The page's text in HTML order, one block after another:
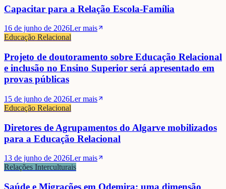
Capacitar para a Relação Escola-Família
16 de junho de 2026Ler mais
Educação Relacional
Projeto de doutoramento sobre Educação Relacional
e inclusão no Ensino Superior será apresentado em
provas públicas
15 de junho de 2026Ler mais
Educação Relacional
Diretores de Agrupamentos do Algarve mobilizados
para a Educação Relacional
13 de junho de 2026Ler mais
Relações Interculturais
Saúde e Migrações em Odemira: uma dimensão